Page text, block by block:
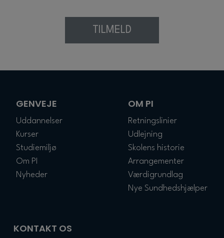
KONTAKT OS
GENVEJE
Uddannelser
Kurser
Studiemiljø
Om PI
Nyheder
OM PI
Retningslinier
Udlejning
Skolens historie
Arrangementer
Værdigrundlag
Nye Sundhedshjælper